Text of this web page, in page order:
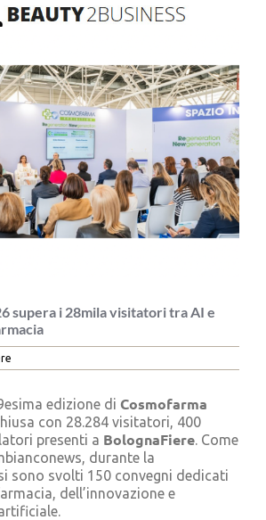
supera i 28mila visitatori tra AI e
edizione di Cosmofarma
con 28.284 visitatori, 400
presenti a BolognaFiere. Come
durante la
sono svolti 150 convegni dedicati
dell’innovazione e